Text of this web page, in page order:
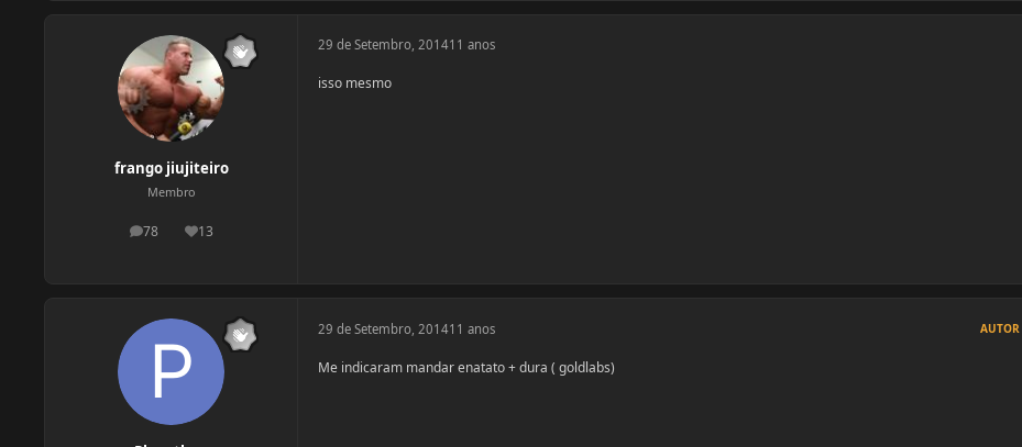
frango jiujiteiro
Membro
78
postagens13
Reputação
29 de Setembro, 201411 anos
isso mesmo
29 de Setembro, 201411 anos AUTOR
Me indicaram mandar enatato + dura ( goldlabs)